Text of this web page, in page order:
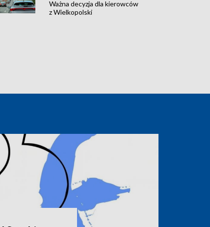
Ważna decyzja dla kierowców
z Wielkopolski